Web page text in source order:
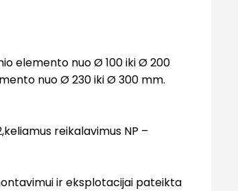
elemento nuo Ø 100 iki Ø 200
nuo Ø 230 iki Ø 300 mm.
reikalavimus NP –
ir eksplotacijai pateikta